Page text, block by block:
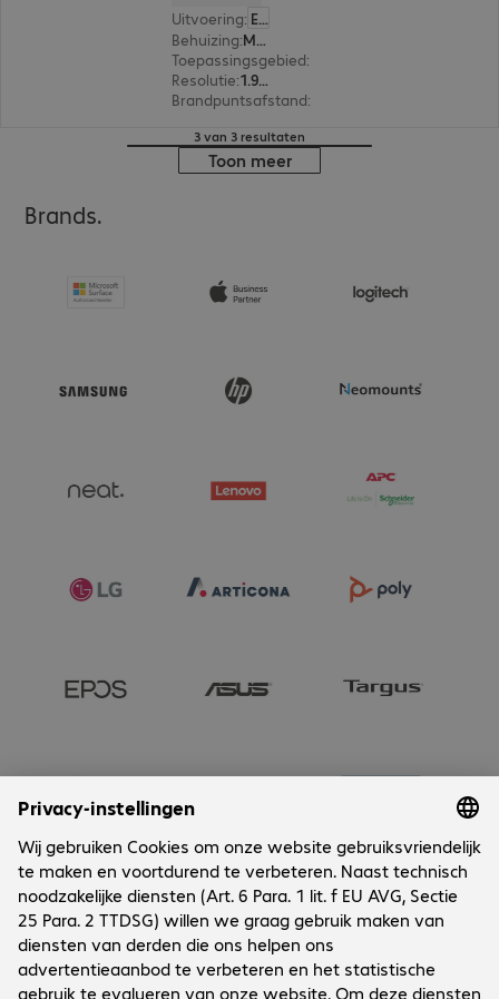
Uitvoering: Europa
Behuizing:
Modulair camerasysteem
Toepassingsgebied:
Resolutie:
1.920 x 1.080
Brandpuntsafstand:
3 van 3 resultaten
Toon meer
Brands.
Onderneming